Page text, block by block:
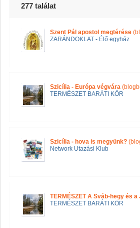
277 találat
Szent Pál apostol megtérése
ZARÁNDOKLAT - Élő egyház
Szicília - Európa végvára
TERMÉSZET BARÁTI KÖR
Szicília - hova is megyünk?
Network Utazási Klub
TERMÉSZET A Sváb-hegy és
TERMÉSZET BARÁTI KÖR